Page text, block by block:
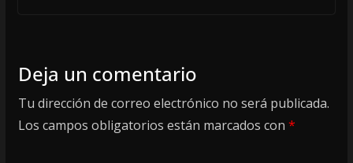
Deja un comentario
Tu dirección de correo electrónico no será publicada.
Los campos obligatorios están marcados con *